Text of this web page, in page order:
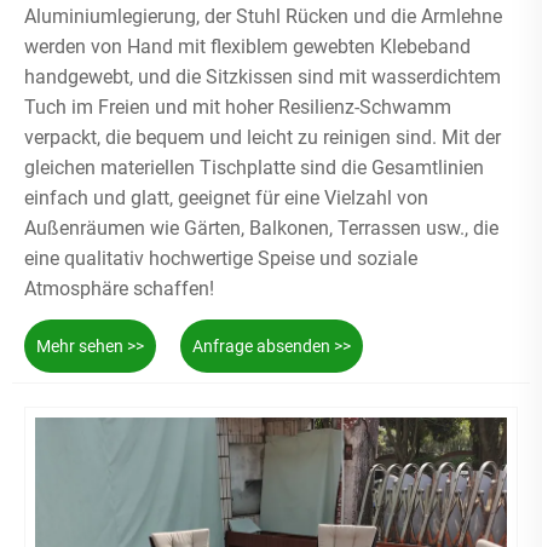
Aluminiumlegierung, der Stuhl Rücken und die Armlehne
werden von Hand mit flexiblem gewebten Klebeband
handgewebt, und die Sitzkissen sind mit wasserdichtem
Tuch im Freien und mit hoher Resilienz-Schwamm
verpackt, die bequem und leicht zu reinigen sind. Mit der
gleichen materiellen Tischplatte sind die Gesamtlinien
einfach und glatt, geeignet für eine Vielzahl von
Außenräumen wie Gärten, Balkonen, Terrassen usw., die
eine qualitativ hochwertige Speise und soziale
Atmosphäre schaffen!
Mehr sehen >> Anfrage absenden >>